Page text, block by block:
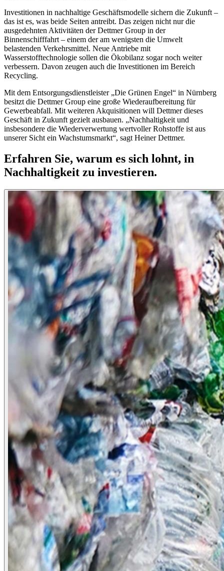
Investitionen in nachhaltige Geschäftsmodelle sichern die Zukunft –
das ist es, was beide Seiten antreibt. Das zeigen nicht nur die
ausgedehnten Aktivitäten der Dettmer Group in der
Binnenschifffahrt – einem der am wenigsten die Umwelt
belastenden Verkehrsmittel. Neue Antriebe mit
Wasserstofftechnologie sollen die Ökobilanz sogar noch weiter
verbessern. Davon zeugen auch die Investitionen im Bereich
Recycling.
Mit dem Entsorgungsdienstleister „Die Grünen Engel“ in Nürnberg
besitzt die Dettmer Group eine große Wiederaufbereitung für
Gewerbeabfall. Mit weiteren Akquisitionen will Dettmer dieses
Geschäft in Zukunft gezielt ausbauen. „Nachhaltigkeit und
insbesondere die Wiederverwertung wertvoller Rohstoffe ist aus
unserer Sicht ein Wachstumsmarkt“, sagt Heiner Dettmer.
Erfahren Sie, warum es sich lohnt, in
Nachhaltigkeit zu investieren.